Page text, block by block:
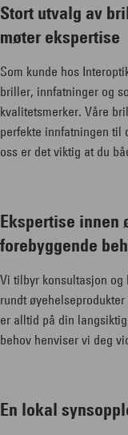
Stort utvalg av
møter ekspertise
Som kunde hos
briller, innfatninger og
kvalitetsmerker. Våre
perfekte innfatningen til
oss er det viktig at du
Ekspertise innen
forebyggende
Vi tilbyr konsultasjon
rundt
er alltid på din
behov henviser vi deg
En lokal